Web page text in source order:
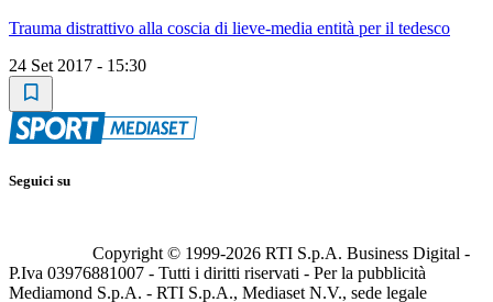
Trauma distrattivo alla coscia di lieve-media entità per il tedesco
24 Set 2017 - 15:30
Seguici su
Copyright © 1999-2026 RTI S.p.A. Business Digital -
P.Iva 03976881007 - Tutti i diritti riservati - Per la pubblicità
Mediamond S.p.A. - RTI S.p.A., Mediaset N.V., sede legale